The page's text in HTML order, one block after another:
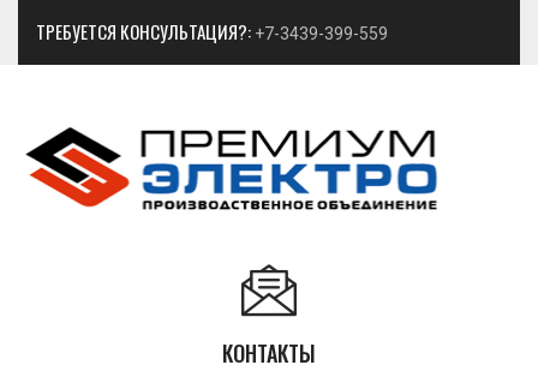
ТРЕБУЕТСЯ КОНСУЛЬТАЦИЯ?: +7-3439-399-559
КОНТАКТЫ